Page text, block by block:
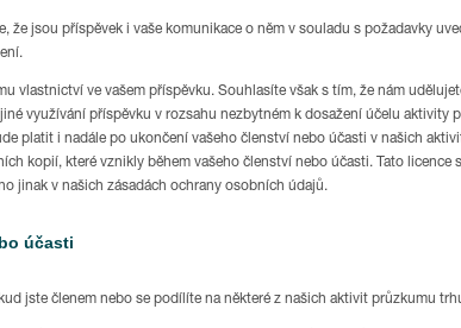
že jsou příspěvek i vaše komunikace o něm v souladu s požadavky
vlastnictví ve vašem příspěvku. Souhlasíte však s tím, že nám
využívání příspěvku v rozsahu nezbytném k dosažení účelu
platit i nadále po ukončení vašeho členství nebo účasti v našich
kopií, které vznikly během vašeho členství nebo účasti. Tato
jinak v našich zásadách ochrany osobních údajů.
účasti
jste členem nebo se podílíte na některé z našich aktivit průzkumu